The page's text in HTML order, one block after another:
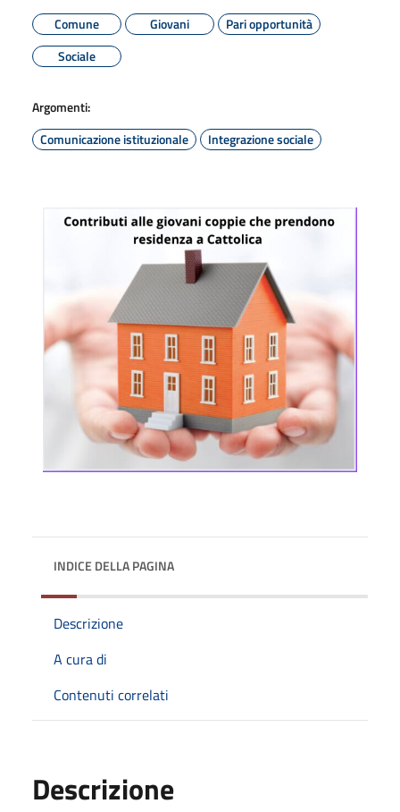
Comune
Giovani
Pari opportunità
Sociale
Argomenti:
Comunicazione istituzionale
Integrazione sociale
INDICE DELLA PAGINA
Descrizione
A cura di
Contenuti correlati
Descrizione